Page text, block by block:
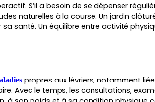
S’il a besoin de se dépenser
naturelles à la course. Un jardin
santé. Un équilibre entre activité
propres aux lévriers, notamment
Avec le temps, les consultations,